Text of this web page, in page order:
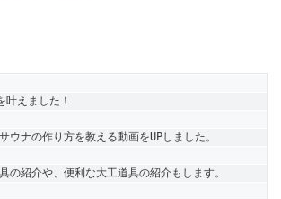
えました！
ウナの作り方を教える動画をUPしました。
の紹介や、便利な大工道具の紹介もします。